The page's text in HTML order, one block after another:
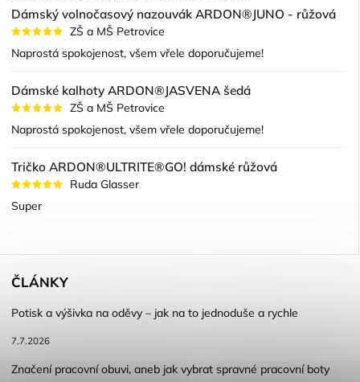
Dámský volnočasový nazouvák ARDON®JUNO - růžová
ZŠ a MŠ Petrovice
Naprostá spokojenost, všem vřele doporučujeme!
Dámské kalhoty ARDON®JASVENA šedá
ZŠ a MŠ Petrovice
Naprostá spokojenost, všem vřele doporučujeme!
Tričko ARDON®ULTRITE®GO! dámské růžová
Ruda Glasser
Super
ČLÁNKY
Potisk a výšivka na oděvy – jak na to jednoduše a rychle
7.7.2026
Značení pracovní obuvi, aneb jak vybrat spravné pracovní boty